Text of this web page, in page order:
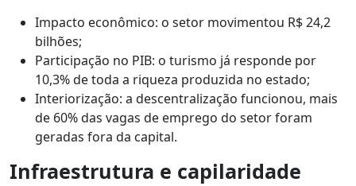
Impacto econômico: o setor movimentou R$ 24,2
bilhões;
Participação no PIB: o turismo já responde por
10,3% de toda a riqueza produzida no estado;
Interiorização: a descentralização funcionou, mais
de 60% das vagas de emprego do setor foram
geradas fora da capital.
Infraestrutura e capilaridade